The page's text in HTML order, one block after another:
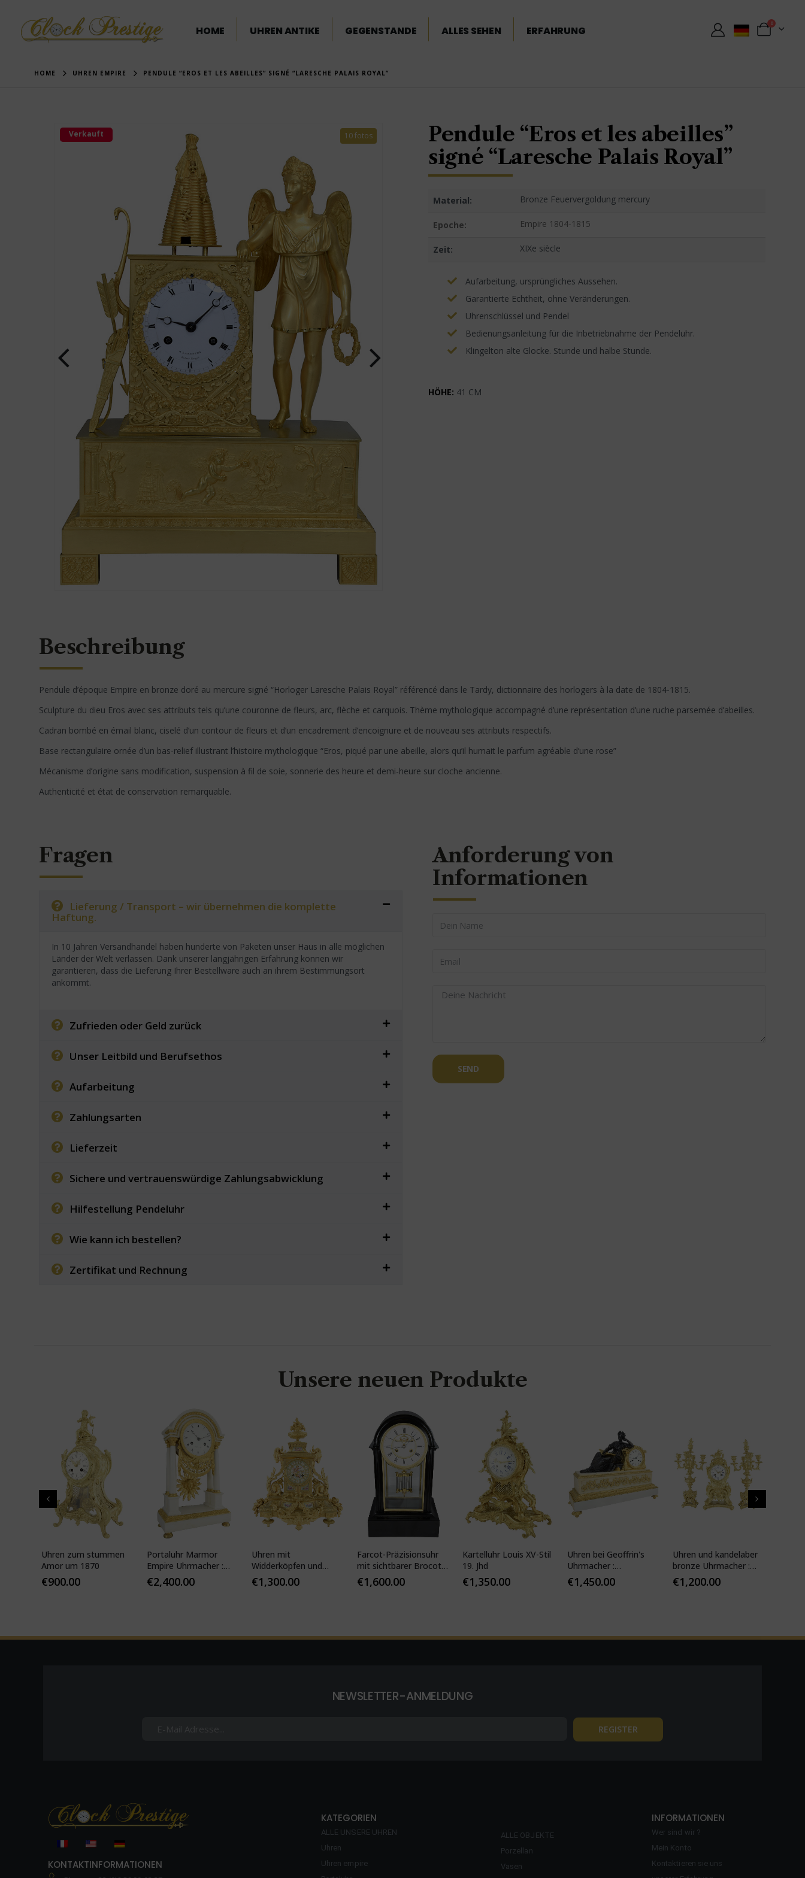
HOME UHREN ANTIKE GEGENSTANDE ALLES SEHEN ERFAHRUNG
0
HOME UHREN EMPIRE PENDULE “EROS ET LES ABEILLES” SIGNÉ “LARESCHE PALAIS ROYAL”
10 fotos
Verkauft
Pendule “Eros et les abeilles”
signé “Laresche Palais Royal”
Material: Bronze Feuervergoldung mercury
Epoche: Empire 1804-1815
Zeit: XIXe siècle
Aufarbeitung, ursprüngliches Aussehen.
Garantierte Echtheit, ohne Veränderungen.
Uhrenschlüssel und Pendel
Bedienungsanleitung für die Inbetriebnahme der Pendeluhr.
Klingelton alte Glocke. Stunde und halbe Stunde.
HÖHE: 41 CM
Beschreibung
Pendule d’époque Empire en bronze doré au mercure signé “Horloger Laresche Palais Royal” référencé dans le Tardy, dictionnaire des horlogers à la date de 1804-1815.
Sculpture du dieu Eros avec ses attributs tels qu’une couronne de fleurs, arc, flèche et carquois. Thème mythologique accompagné d’une représentation d’une ruche parsemée d’abeilles.
Cadran bombé en émail blanc, ciselé d’un contour de fleurs et d’un encadrement d’encoignure et de nouveau ses attributs respectifs.
Base rectangulaire ornée d’un bas-relief illustrant l’histoire mythologique “Eros, piqué par une abeille, alors qu’il humait le parfum agréable d’une rose”
Mécanisme d’origine sans modification, suspension à fil de soie, sonnerie des heure et demi-heure sur cloche ancienne.
Authenticité et état de conservation remarquable.
Fragen
Lieferung / Transport – wir übernehmen die komplette
Haftung.
In 10 Jahren Versandhandel haben hunderte von Paketen unser Haus in alle möglichen
Länder der Welt verlassen. Dank unserer langjährigen Erfahrung können wir
garantieren, dass die Lieferung Ihrer Bestellware auch an ihrem Bestimmungsort
ankommt.
Zufrieden oder Geld zurück
Unser Leitbild und Berufsethos
Aufarbeitung
Zahlungsarten
Lieferzeit
Sichere und vertrauenswürdige Zahlungsabwicklung
Hilfestellung Pendeluhr
Wie kann ich bestellen?
Zertifikat und Rechnung
Anforderung von
Informationen
SEND
Unsere neuen Produkte
Uhren zum stummen
Amor um 1870
€900.00
Portaluhr Marmor
Empire Uhrmacher :
VEIBEL 1810
€2,400.00
Uhren mit
Widderköpfen und
Pariser Porzellan
€1,300.00
Farcot-Präzisionsuhr
mit sichtbarer Brocot-
Hemmung
€1,600.00
Kartelluhr Louis XV-Stil
19. Jhd
€1,350.00
Uhren bei Geoffrin's
Uhrmacher :
Desfontaines 1850
€1,450.00
Uhren und kandelaber
bronze Uhrmacher :
Mougin
€1,200.00
NEWSLETTER-ANMELDUNG
KONTAKTINFORMATIONEN
KATEGORIEN
ALLE UNSERE UHREN
Uhren
Uhren empire
ALLE OBJEKTE
Porzellan
Vasen
INFORMATIONEN
Wer sind wir ?
Mein Konto
Kontaktieren sie uns